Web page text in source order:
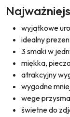
wyjątkowe
idealny
3 smaki w
miękka,
atrakcyjny
wygodne
wege
świetne do